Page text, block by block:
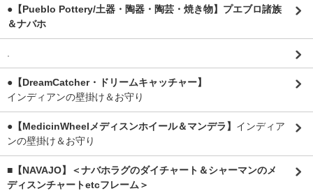
●【Pueblo Pottery/土器・陶器・陶芸・焼き物】プエブロ諸族
＆ナバホ
●【DreamCatcher・ドリームキャッチャー】
インディアンの壁掛け＆お守り
●【MedicinWheelメディスンホイール＆マンデラ】 インディア
ンの壁掛け＆お守り
■【NAVAJO】＜ナバホラグのダイチャート＆シャーマンのメ
ディスンチャートetcフレーム＞